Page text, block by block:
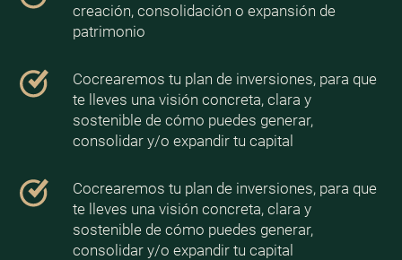
creación, consolidación o expansión de
patrimonio
Cocrearemos tu plan de inversiones, para que
te lleves una visión concreta, clara y
sostenible de cómo puedes generar,
consolidar y/o expandir tu capital
Cocrearemos tu plan de inversiones, para que
te lleves una visión concreta, clara y
sostenible de cómo puedes generar,
consolidar y/o expandir tu capital